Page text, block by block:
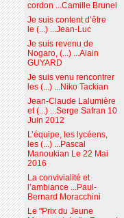
cordon ...Camille Brunel
Je suis content d’être
le (...) ...Jean-Luc
Je suis revenu de
Nogaro, (...) ...Alain
GUYARD
Je suis venu rencontrer
les (...) ...Niko Tackian
Jean-Claude Lalumière
et (...) ...Serge Safran 10
Juin 2012
L’équipe, les lycéens,
les (...) ...Pascal
Manoukian Le 22 Mai
2016
La convivialité et
l’ambiance ...Paul-
Bernard Moracchini
Le "Prix du Jeune